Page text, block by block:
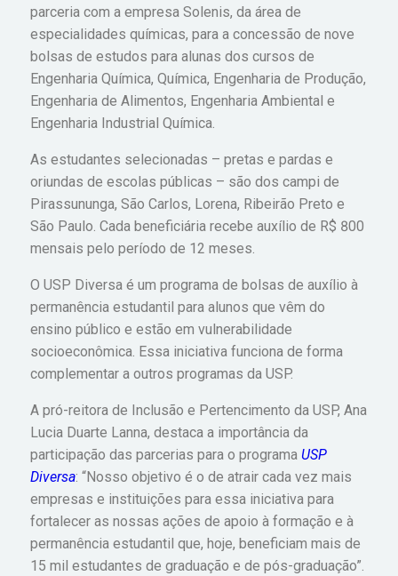
parceria com a empresa Solenis, da área de
especialidades químicas, para a concessão de nove
bolsas de estudos para alunas dos cursos de
Engenharia Química, Química, Engenharia de Produção,
Engenharia de Alimentos, Engenharia Ambiental e
Engenharia Industrial Química.
As estudantes selecionadas – pretas e pardas e
oriundas de escolas públicas – são dos campi de
Pirassununga, São Carlos, Lorena, Ribeirão Preto e
São Paulo. Cada beneficiária recebe auxílio de R$ 800
mensais pelo período de 12 meses.
O USP Diversa é um programa de bolsas de auxílio à
permanência estudantil para alunos que vêm do
ensino público e estão em vulnerabilidade
socioeconômica. Essa iniciativa funciona de forma
complementar a outros programas da USP.
A pró-reitora de Inclusão e Pertencimento da USP, Ana
Lucia Duarte Lanna, destaca a importância da
participação das parcerias para o programa USP
Diversa: “Nosso objetivo é o de atrair cada vez mais
empresas e instituições para essa iniciativa para
fortalecer as nossas ações de apoio à formação e à
permanência estudantil que, hoje, beneficiam mais de
15 mil estudantes de graduação e de pós-graduação”.